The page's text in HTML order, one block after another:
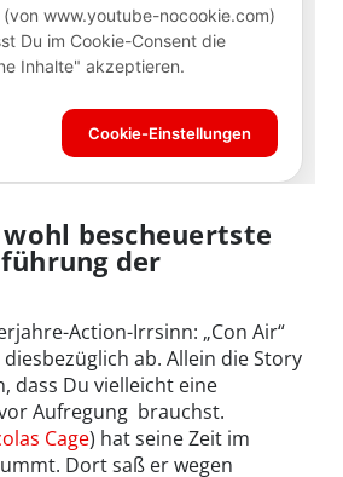
wohl bescheuertste
der
Action-Irrsinn: „Con Air“
ab. Allein die Story
dass Du vielleicht eine
Aufregung brauchst.
Cage) hat seine Zeit im
Dort saß er wegen